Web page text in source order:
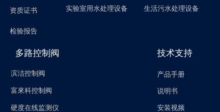
资质证书
检验报告
实验室用水处理设备 生活污水处理设备
多路控制阀
滨洁控制阀
富來科控制阀
硬度在线监测仪
技术支持
产品手册
说明书
安装视频